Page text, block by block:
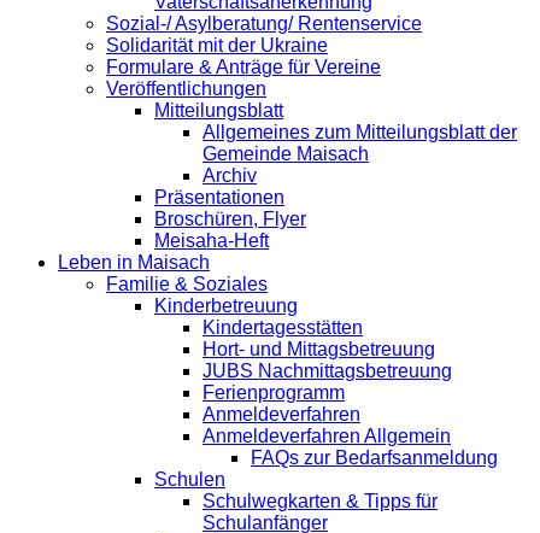
Sozial-/ Asylberatung/ Rentenservice
Solidarität mit der Ukraine
Formulare & Anträge für Vereine
Veröffentlichungen
Mitteilungsblatt
Allgemeines zum Mitteilungsblatt der
Gemeinde Maisach
Archiv
Präsentationen
Broschüren, Flyer
Meisaha-Heft
Leben in Maisach
Familie & Soziales
Kinderbetreuung
Kindertagesstätten
Hort- und Mittagsbetreuung
JUBS Nachmittagsbetreuung
Ferienprogramm
Anmeldeverfahren
Anmeldeverfahren Allgemein
FAQs zur Bedarfsanmeldung
Schulen
Schulwegkarten & Tipps für
Schulanfänger